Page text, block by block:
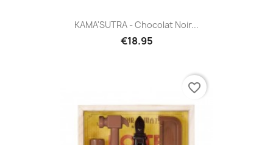
KAMA'SUTRA - Chocolat Noir...
€18.95
favorite_border